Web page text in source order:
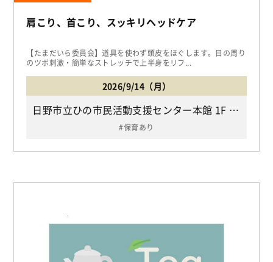
肩こり、首こり、スッキリヘッドケア
【たまだいら委員会】道具を使わず頭皮をほぐします。目の周り
のツボ刺激・簡単なストレッチで上半身をリフ...
2026/9/14（月）
日野市立ひの市民活動支援センター本館 1F ホール（JR中央線「豊田駅」下車北口より徒歩1分/日野市多摩平1-10-1）
保育あり